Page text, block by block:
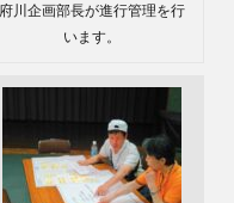
府川企画部長が進行管理を行
います。